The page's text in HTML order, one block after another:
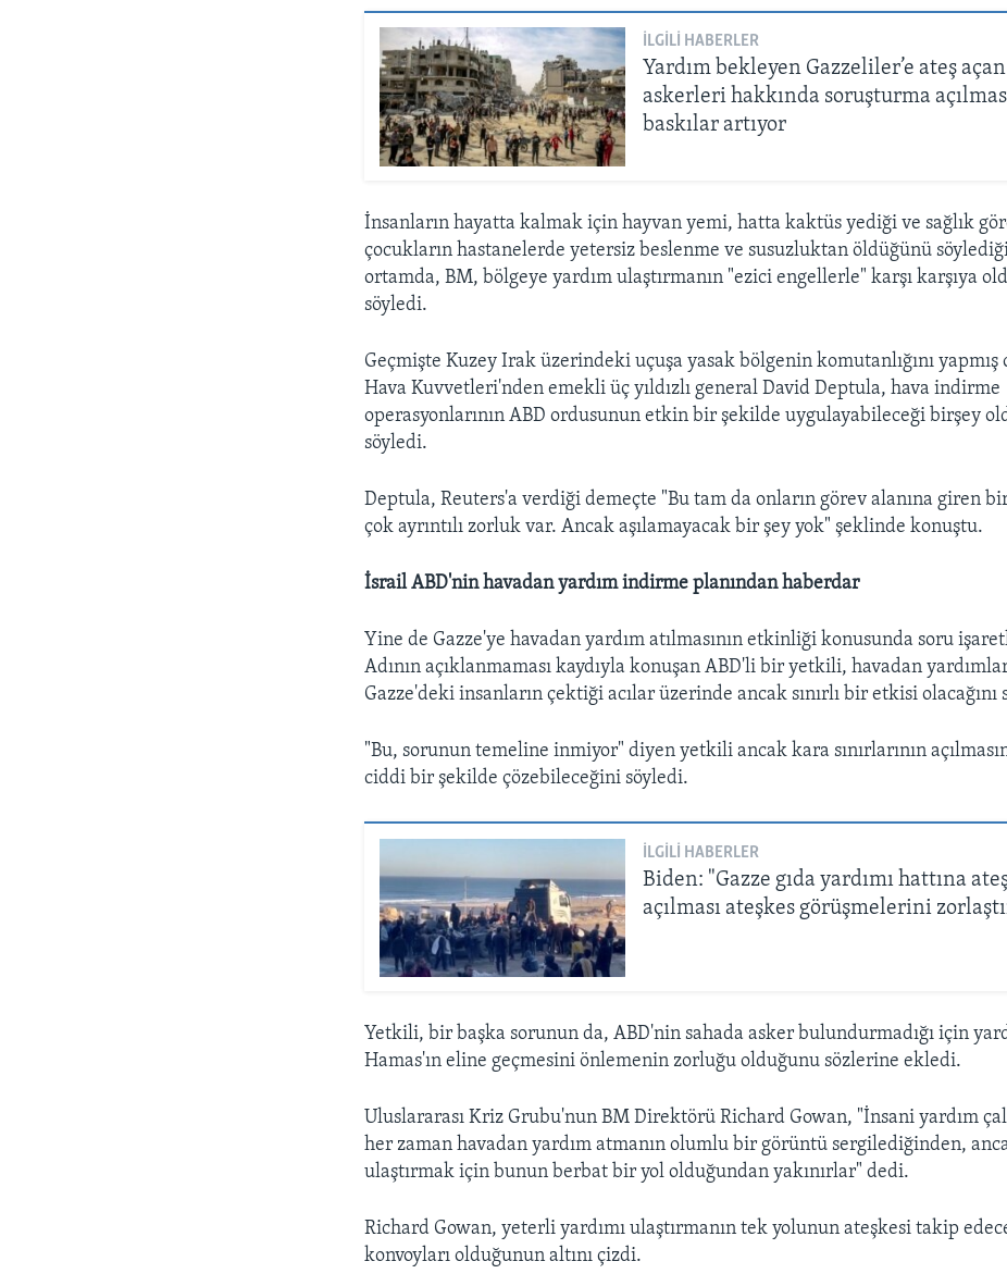
İLGILI HABERLER
Yardım bekleyen Gazzeliler’e ateş
askerleri hakkında soruşturma
baskılar artıyor
İnsanların hayatta kalmak için hayvan yemi, hatta kaktüs yediği ve sağlık
çocukların hastanelerde yetersiz beslenme ve susuzluktan öldüğünü
ortamda, BM, bölgeye yardım ulaştırmanın "ezici engellerle" karşı karşıya
söyledi.
Geçmişte Kuzey Irak üzerindeki uçuşa yasak bölgenin komutanlığını yapmış
Hava Kuvvetleri'nden emekli üç yıldızlı general David Deptula, hava indirme
operasyonlarının ABD ordusunun etkin bir şekilde uygulayabileceği birşey
söyledi.
Deptula, Reuters'a verdiği demeçte "Bu tam da onların görev alanına giren
çok ayrıntılı zorluk var. Ancak aşılamayacak bir şey yok" şeklinde konuştu.
İsrail ABD'nin havadan yardım indirme planından haberdar
Yine de Gazze'ye havadan yardım atılmasının etkinliği konusunda soru
Adının açıklanmaması kaydıyla konuşan ABD'li bir yetkili, havadan
Gazze'deki insanların çektiği acılar üzerinde ancak sınırlı bir etkisi olacağını
"Bu, sorunun temeline inmiyor" diyen yetkili ancak kara sınırlarının
ciddi bir şekilde çözebileceğini söyledi.
İLGILI HABERLER
Biden: "Gazze gıda yardımı hattına
açılması ateşkes görüşmelerini
Yetkili, bir başka sorunun da, ABD'nin sahada asker bulundurmadığı için
Hamas'ın eline geçmesini önlemenin zorluğu olduğunu sözlerine ekledi.
Uluslararası Kriz Grubu'nun BM Direktörü Richard Gowan, "İnsani yardım
her zaman havadan yardım atmanın olumlu bir görüntü sergilediğinden,
ulaştırmak için bunun berbat bir yol olduğundan yakınırlar" dedi.
Richard Gowan, yeterli yardımı ulaştırmanın tek yolunun ateşkesi takip
konvoyları olduğunun altını çizdi.